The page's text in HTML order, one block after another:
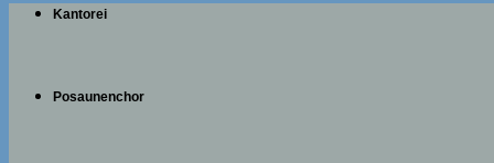
Kantorei
Posaunenchor